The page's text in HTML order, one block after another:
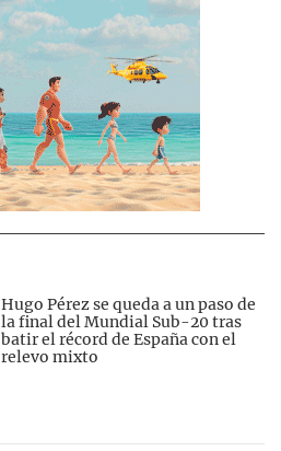
Hugo Pérez se queda a un paso de
la final del Mundial Sub-20 tras
batir el récord de España con el
relevo mixto